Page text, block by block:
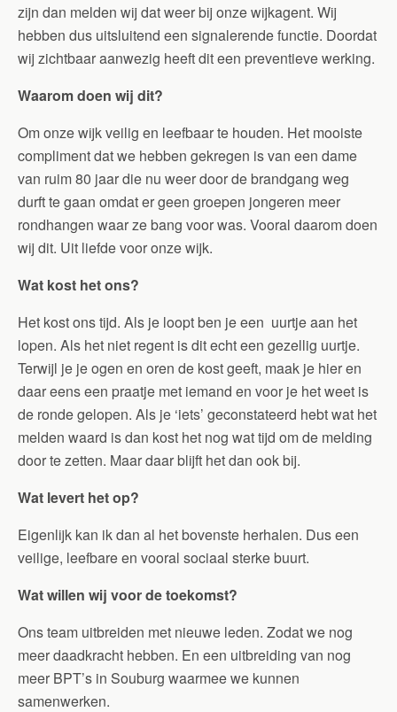
zijn dan melden wij dat weer bij onze wijkagent. Wij
hebben dus uitsluitend een signalerende functie. Doordat
wij zichtbaar aanwezig heeft dit een preventieve werking.
Waarom doen wij dit?
Om onze wijk veilig en leefbaar te houden. Het mooiste
compliment dat we hebben gekregen is van een dame
van ruim 80 jaar die nu weer door de brandgang weg
durft te gaan omdat er geen groepen jongeren meer
rondhangen waar ze bang voor was. Vooral daarom doen
wij dit. Uit liefde voor onze wijk.
Wat kost het ons?
Het kost ons tijd. Als je loopt ben je een uurtje aan het
lopen. Als het niet regent is dit echt een gezellig uurtje.
Terwijl je je ogen en oren de kost geeft, maak je hier en
daar eens een praatje met iemand en voor je het weet is
de ronde gelopen. Als je ‘iets’ geconstateerd hebt wat het
melden waard is dan kost het nog wat tijd om de melding
door te zetten. Maar daar blijft het dan ook bij.
Wat levert het op?
Eigenlijk kan ik dan al het bovenste herhalen. Dus een
veilige, leefbare en vooral sociaal sterke buurt.
Wat willen wij voor de toekomst?
Ons team uitbreiden met nieuwe leden. Zodat we nog
meer daadkracht hebben. En een uitbreiding van nog
meer BPT’s in Souburg waarmee we kunnen
samenwerken.